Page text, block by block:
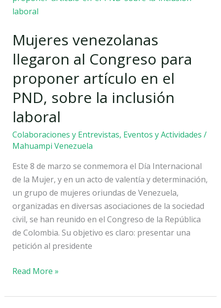
Mujeres venezolanas
llegaron al Congreso para
proponer artículo en el
PND, sobre la inclusión
laboral
Colaboraciones y Entrevistas, Eventos y Actividades /
Mahuampi Venezuela
Este 8 de marzo se conmemora el Día Internacional
de la Mujer, y en un acto de valentía y determinación,
un grupo de mujeres oriundas de Venezuela,
organizadas en diversas asociaciones de la sociedad
civil, se han reunido en el Congreso de la República
de Colombia. Su objetivo es claro: presentar una
petición al presidente
llegaron
Congreso
proponer
artículo
en
el
PND,
sobre
la
laboral
Read More »